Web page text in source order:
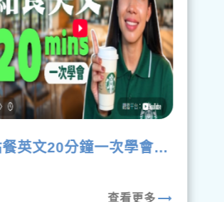
英文20分鐘一次學會！
查看更多